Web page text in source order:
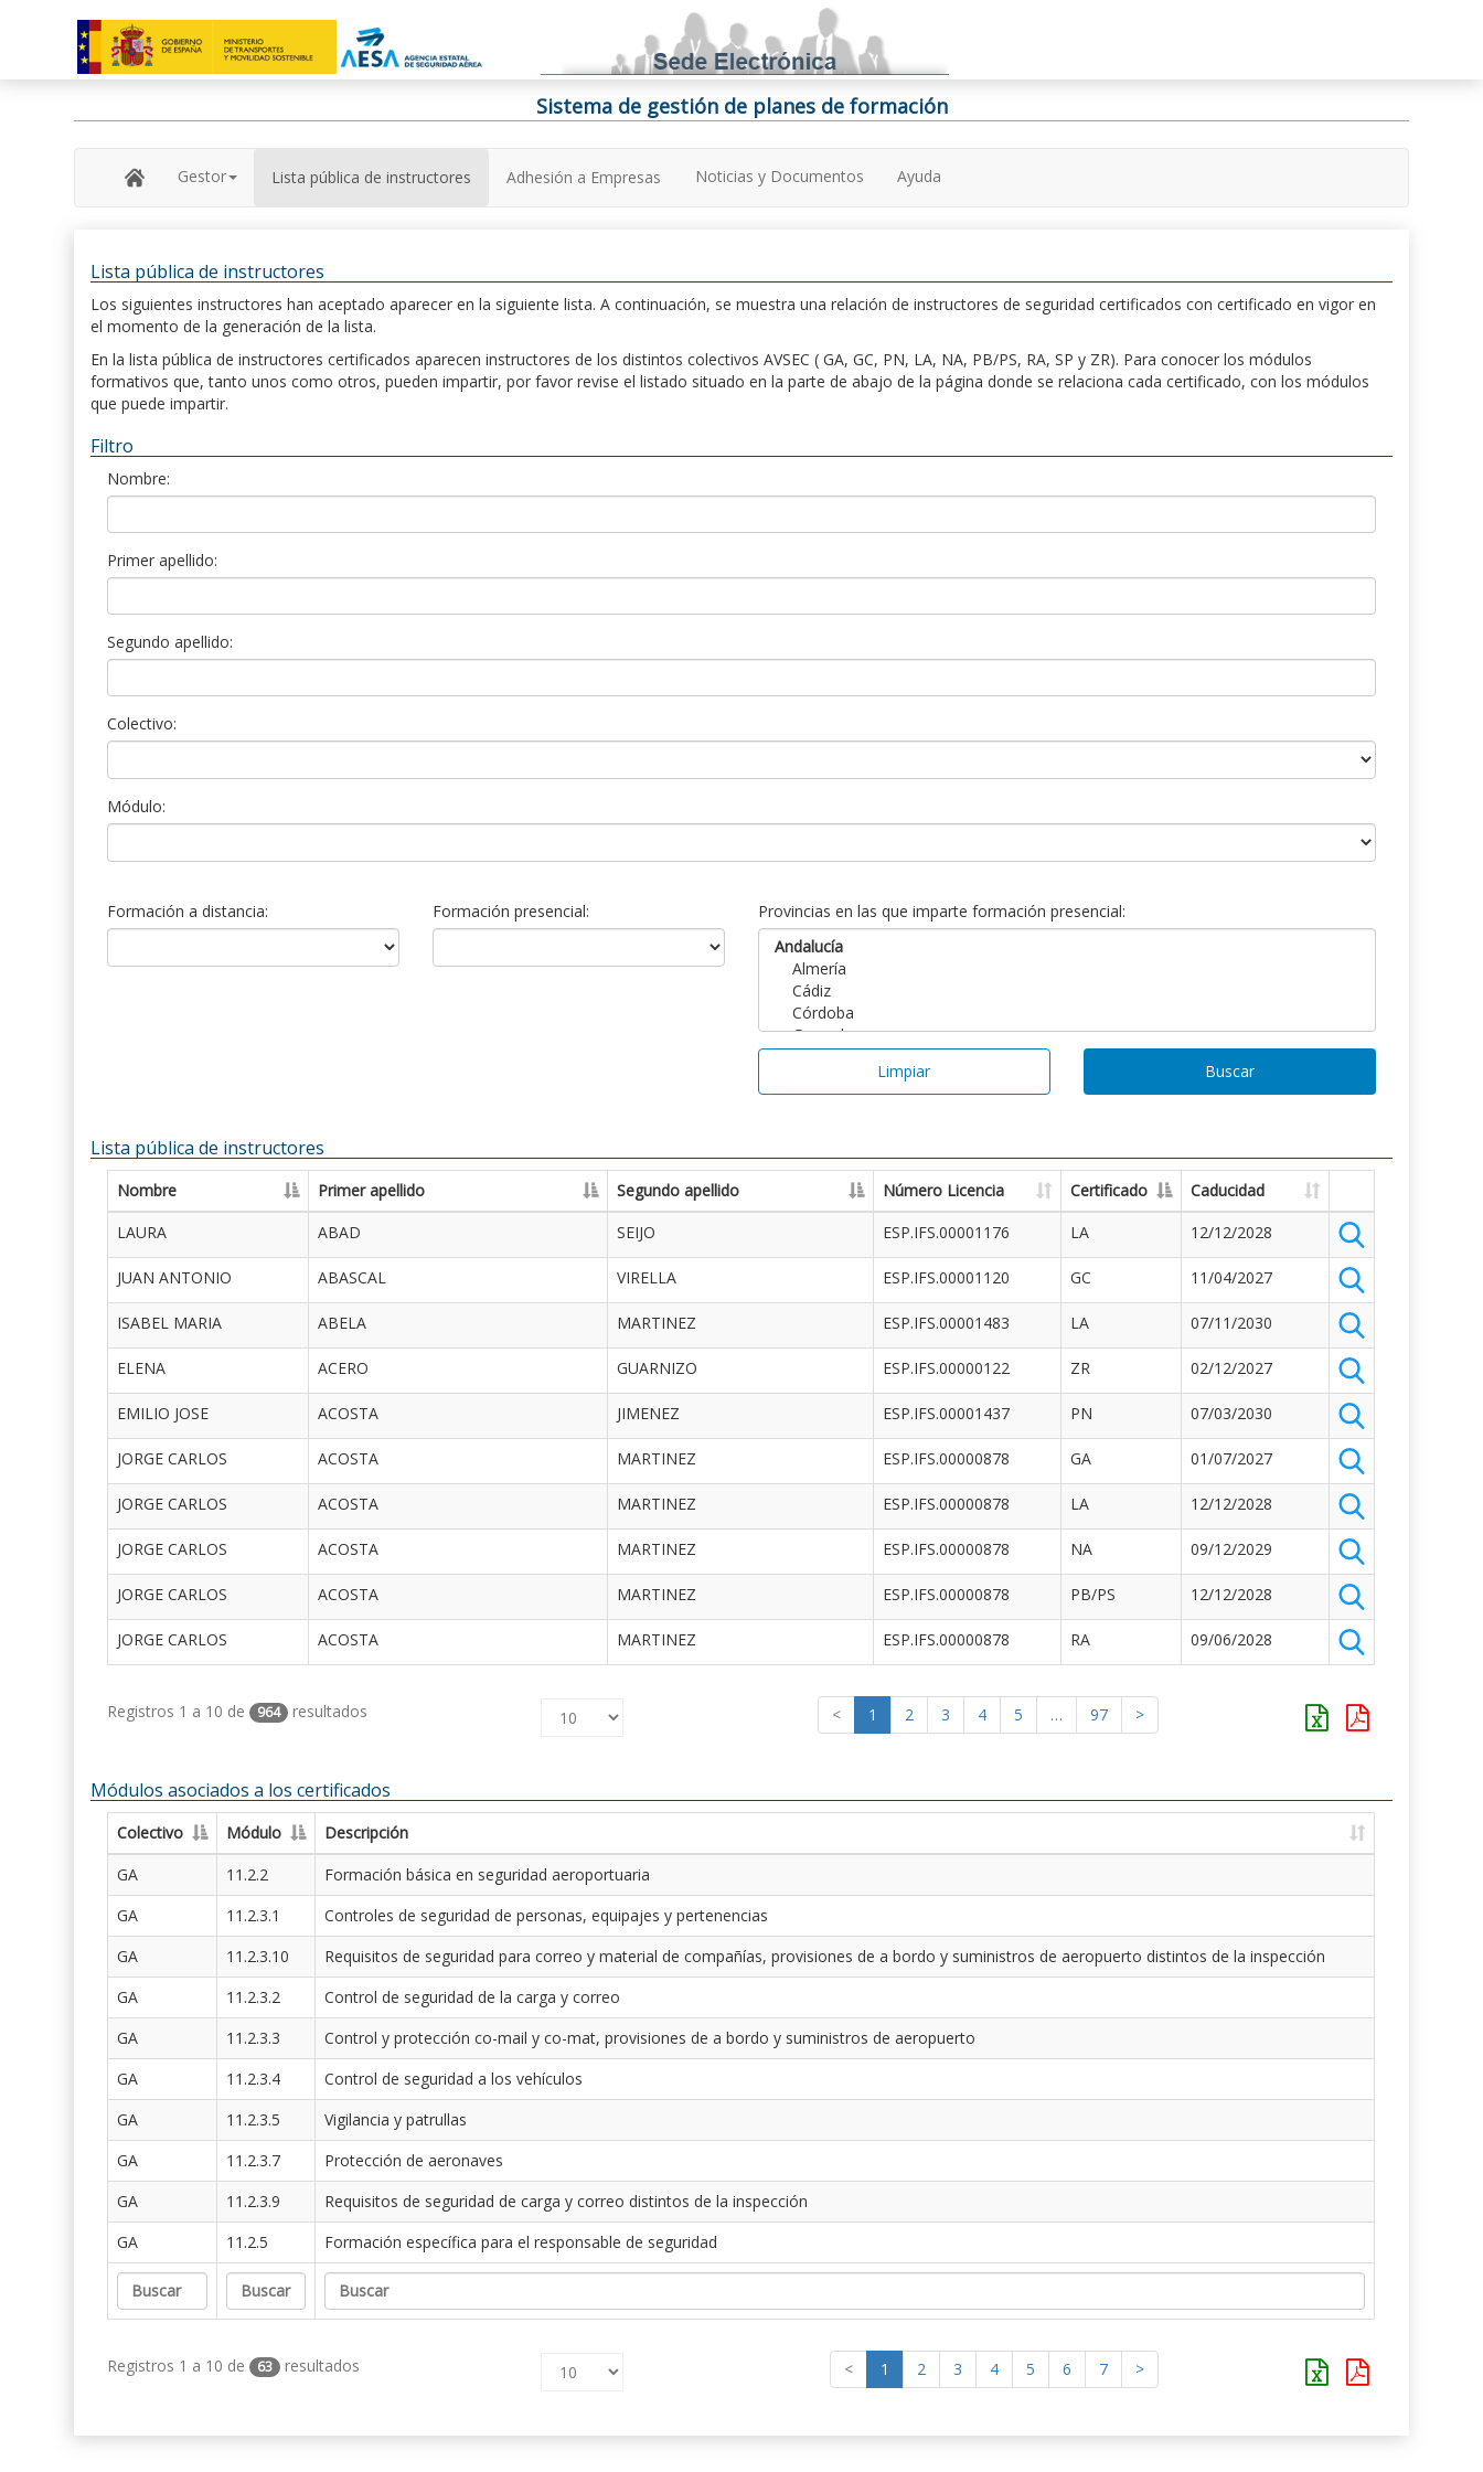
Sistema de gestión de planes de formación
Gestor Lista pública de instructores Adhesión a Empresas Noticias y Documentos Ayuda
Lista pública de instructores
Los siguientes instructores han aceptado aparecer en la siguiente lista. A continuación, se muestra una relación de instructores de seguridad certificados con certificado en vigor en
el momento de la generación de la lista.
En la lista pública de instructores certificados aparecen instructores de los distintos colectivos AVSEC ( GA, GC, PN, LA, NA, PB/PS, RA, SP y ZR). Para conocer los módulos
formativos que, tanto unos como otros, pueden impartir, por favor revise el listado situado en la parte de abajo de la página donde se relaciona cada certificado, con los módulos
que puede impartir.
Filtro
Nombre:
Primer apellido:
Segundo apellido:
Colectivo:
Módulo:
Formación a distancia: Formación presencial: Provincias en las que imparte formación presencial:
Limpiar Buscar
Lista pública de instructores
Nombre Primer apellido Segundo apellido Número Licencia Certificado
Caducidad
LAURA
ABAD SEIJO ESP.IFS.00001176 LA 12/12/2028
JUAN ANTONIO ABASCAL VIRELLA ESP.IFS.00001120 GC 11/04/2027
ISABEL MARIA ABELA MARTINEZ ESP.IFS.00001483 LA 07/11/2030
ELENA ACERO GUARNIZO ESP.IFS.00000122 ZR 02/12/2027
EMILIO JOSE ACOSTA JIMENEZ ESP.IFS.00001437 PN 07/03/2030
JORGE CARLOS ACOSTA MARTINEZ ESP.IFS.00000878 GA 01/07/2027
JORGE CARLOS ACOSTA MARTINEZ ESP.IFS.00000878 LA 12/12/2028
JORGE CARLOS ACOSTA MARTINEZ ESP.IFS.00000878 NA 09/12/2029
JORGE CARLOS ACOSTA MARTINEZ ESP.IFS.00000878 PB/PS 12/12/2028
JORGE CARLOS ACOSTA MARTINEZ ESP.IFS.00000878 RA 09/06/2028
Registros 1 a 10 de 964 resultados < 1 2 3 4 5 … 97 >
Módulos asociados a los certificados
Colectivo Módulo
Descripción
GA
11.2.2
Formación básica en seguridad aeroportuaria
GA
11.2.3.1
Controles de seguridad de personas, equipajes y pertenencias
GA
11.2.3.10
Requisitos de seguridad para correo y material de compañías, provisiones de a bordo y suministros de aeropuerto distintos de la inspección
GA
11.2.3.2
Control de seguridad de la carga y correo
GA
11.2.3.3
Control y protección co-mail y co-mat, provisiones de a bordo y suministros de aeropuerto
GA
11.2.3.4
Control de seguridad a los vehículos
GA
11.2.3.5
Vigilancia y patrullas
GA
11.2.3.7
Protección de aeronaves
GA
11.2.3.9
Requisitos de seguridad de carga y correo distintos de la inspección
GA
11.2.5 Formación específica para el responsable de seguridad
Registros 1 a 10 de 63 resultados < 1 2 3 4 5 6 7 >